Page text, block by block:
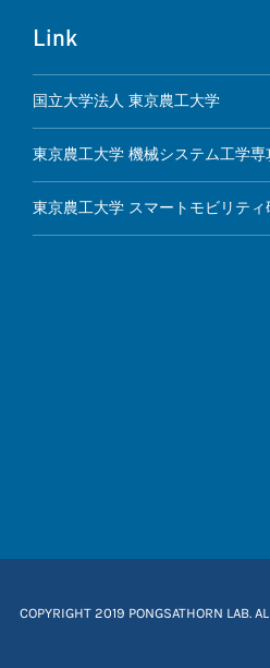
Link
国立大学法人 東京農工大学
東京農工大学 機械システム工学専
東京農工大学 スマートモビリティ
COPYRIGHT 2019 PONGSATHORN LAB.